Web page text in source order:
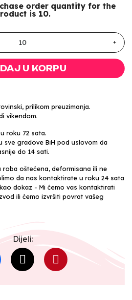
order quantity for the
is 10.
U KORPU
prilikom preuzimanja.
vikendom.
roku 72 sata.
sve gradove BiH pod uslovom da
do 14 sati.
roba oštećena, deformisana ili ne
da nas kontaktirate u roku 24 sata
dokaz - Mi ćemo vas kontaktirati
ili ćemo izvršiti povrat vašeg
Dijeli: